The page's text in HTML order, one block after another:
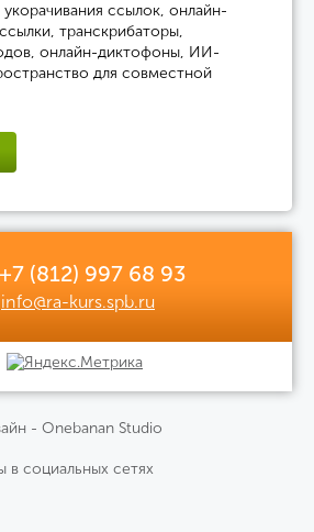
ссылок, онлайн-
транскрибаторы,
онлайн-диктофоны, ИИ-
для совместной
+7 (812) 997 68 93
info@ra-kurs.spb.ru
- Onebanan Studio
в социальных сетях